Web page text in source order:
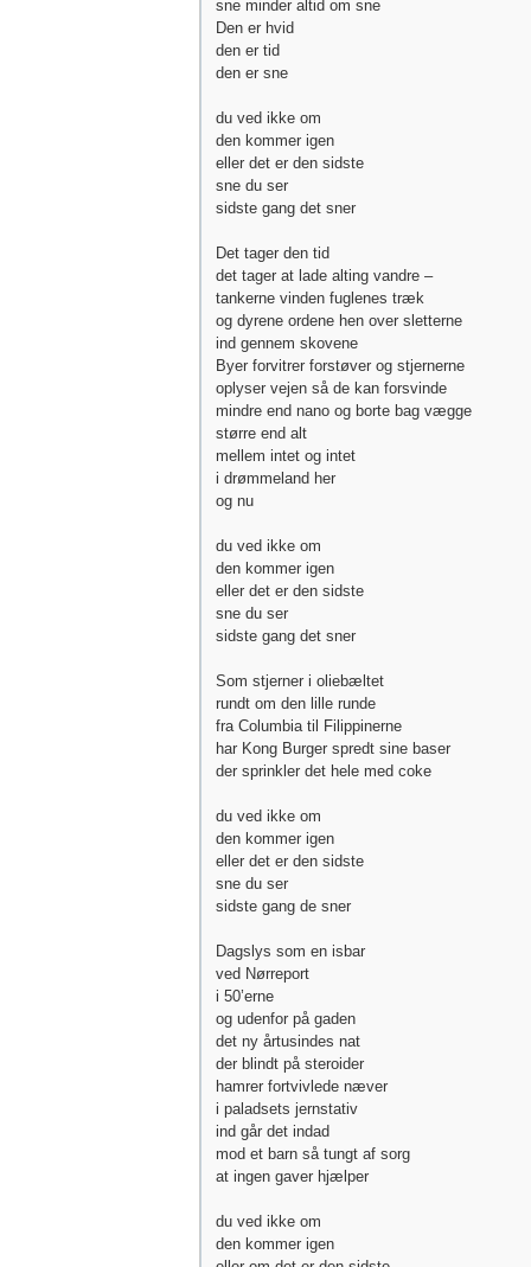
sne minder altid om sne
Den er hvid
den er tid
den er sne
du ved ikke om
den kommer igen
eller det er den sidste
sne du ser
sidste gang det sner
Det tager den tid
det tager at lade alting vandre –
tankerne vinden fuglenes træk
og dyrene ordene hen over sletterne
ind gennem skovene
Byer forvitrer forstøver og stjernerne
oplyser vejen så de kan forsvinde
mindre end nano og borte bag vægge
større end alt
mellem intet og intet
i drømmeland her
og nu
du ved ikke om
den kommer igen
eller det er den sidste
sne du ser
sidste gang det sner
Som stjerner i oliebæltet
rundt om den lille runde
fra Columbia til Filippinerne
har Kong Burger spredt sine baser
der sprinkler det hele med coke
du ved ikke om
den kommer igen
eller det er den sidste
sne du ser
sidste gang de sner
Dagslys som en isbar
ved Nørreport
i 50’erne
og udenfor på gaden
det ny årtusindes nat
der blindt på steroider
hamrer fortvivlede næver
i paladsets jernstativ
ind går det indad
mod et barn så tungt af sorg
at ingen gaver hjælper
du ved ikke om
den kommer igen